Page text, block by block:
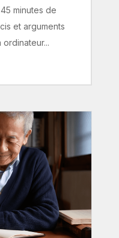
minutes de
et arguments